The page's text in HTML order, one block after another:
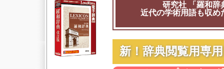
研究社 「羅和辞
近代の学術用語も収め
新！辞典閲覧用専